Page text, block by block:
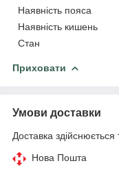
Наявність пояса
Наявність кишень
Стан
Приховати
Умови доставки
Доставка здійснюється
Нова Пошта